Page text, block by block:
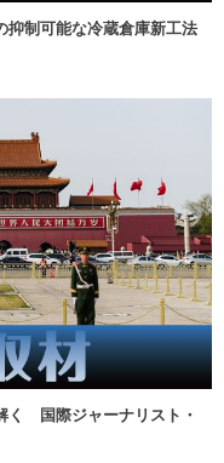
抑制可能な冷蔵倉庫新工法
く 国際ジャーナリスト・